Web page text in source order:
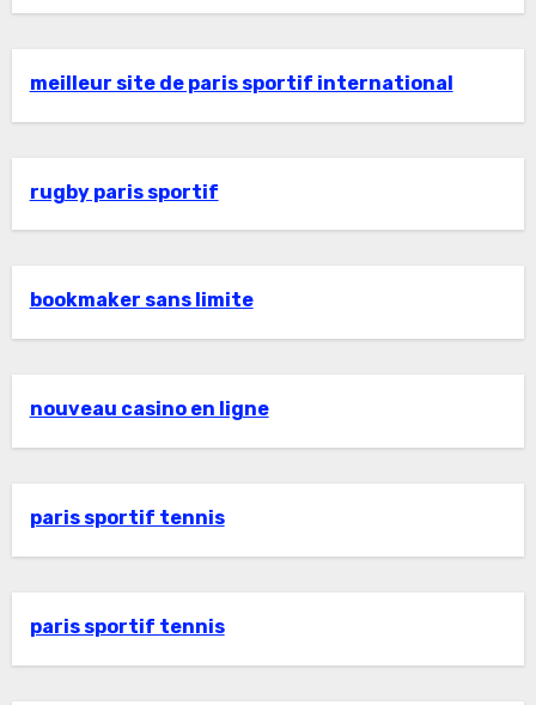
meilleur site de paris sportif international
rugby paris sportif
bookmaker sans limite
nouveau casino en ligne
paris sportif tennis
paris sportif tennis